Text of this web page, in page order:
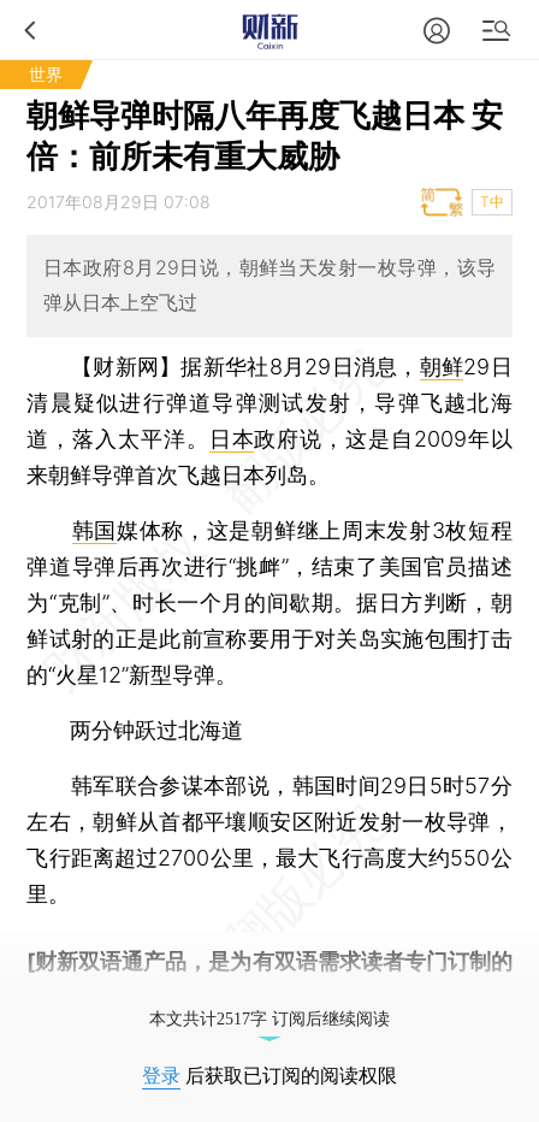
世界
朝鲜导弹时隔八年再度飞越日本 安
倍：前所未有重大威胁
2017年08月29日 07:08 T中
日本政府8月29日说，朝鲜当天发射一枚导弹，该导
弹从日本上空飞过
【财新网】据新华社8月29日消息， 朝鲜29日
清晨疑似进行弹道导弹测试发射，导弹飞越北海
道，落入太平洋。
日本政府说，这是自2009年以
来朝鲜导弹首次飞越日本列岛。
韩国媒体称，这是朝鲜继上周末发射3枚短程
弹道导弹后再次进行“挑衅”，结束了美国官员描述
为“克制”、时长一个月的间歇期。据日方判断，朝
鲜试射的正是此前宣称要用于对关岛实施包围打击
的“火星12”新型导弹。
两分钟跃过北海道
韩军联合参谋本部说，韩国时间29日5时57分
左右，朝鲜从首都平壤顺安区附近发射一枚导弹，
飞行距离超过2700公里，最大飞行高度大约550公
里。
[财新双语通产品，是为有双语需求读者专门订制的
本文共计2517字 订阅后继续阅读
登录 后获取已订阅的阅读权限